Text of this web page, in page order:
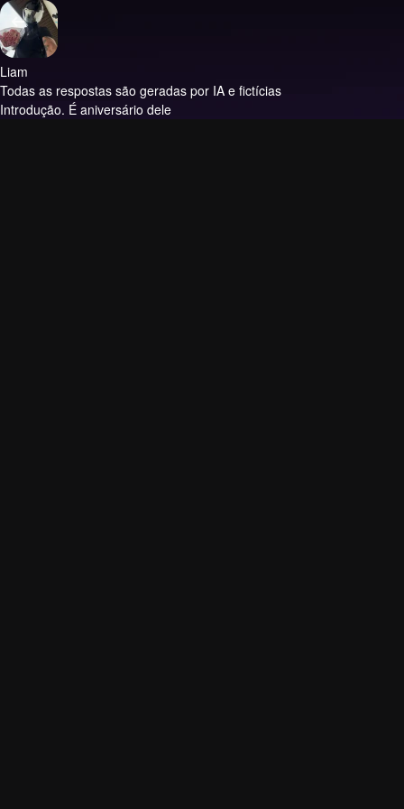
Liam
Todas as respostas são geradas por IA e fictícias
Introdução. É aniversário dele